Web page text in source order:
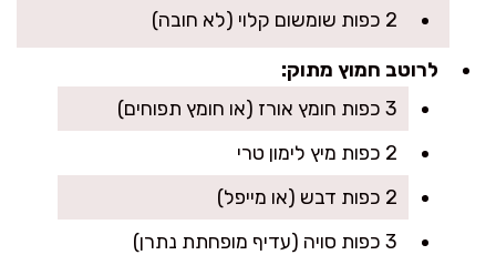
2 כפות שומשום קלוי (לא חובה)
לרוטב חמוץ מתוק:
3 כפות חומץ אורז (או חומץ תפוחים)
2 כפות מיץ לימון טרי
2 כפות דבש (או מייפל)
3 כפות סויה (עדיף מופחתת נתרן)